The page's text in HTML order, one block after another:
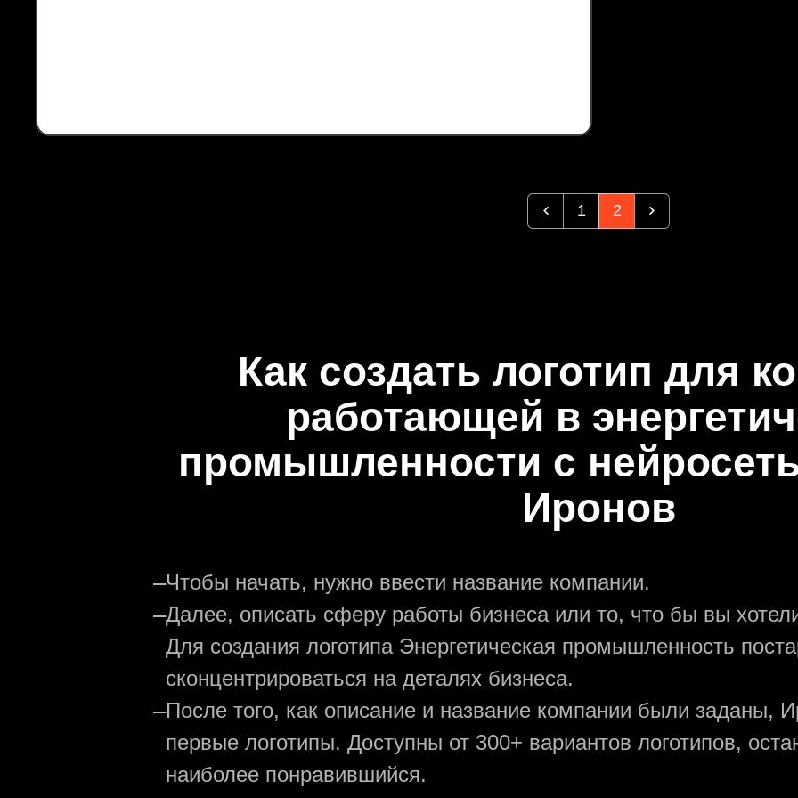
1 2
Как создать логотип для
работающей в
промышленности с
Иронов
—Чтобы начать, нужно ввести название компании.
—Далее, описать сферу работы бизнеса или то, что бы вы
Для создания логотипа Энергетическая промышленность
сконцентрироваться на деталях бизнеса.
—После того, как описание и название компании были заданы,
первые логотипы. Доступны от 300+ вариантов логотипов,
наиболее понравившийся.